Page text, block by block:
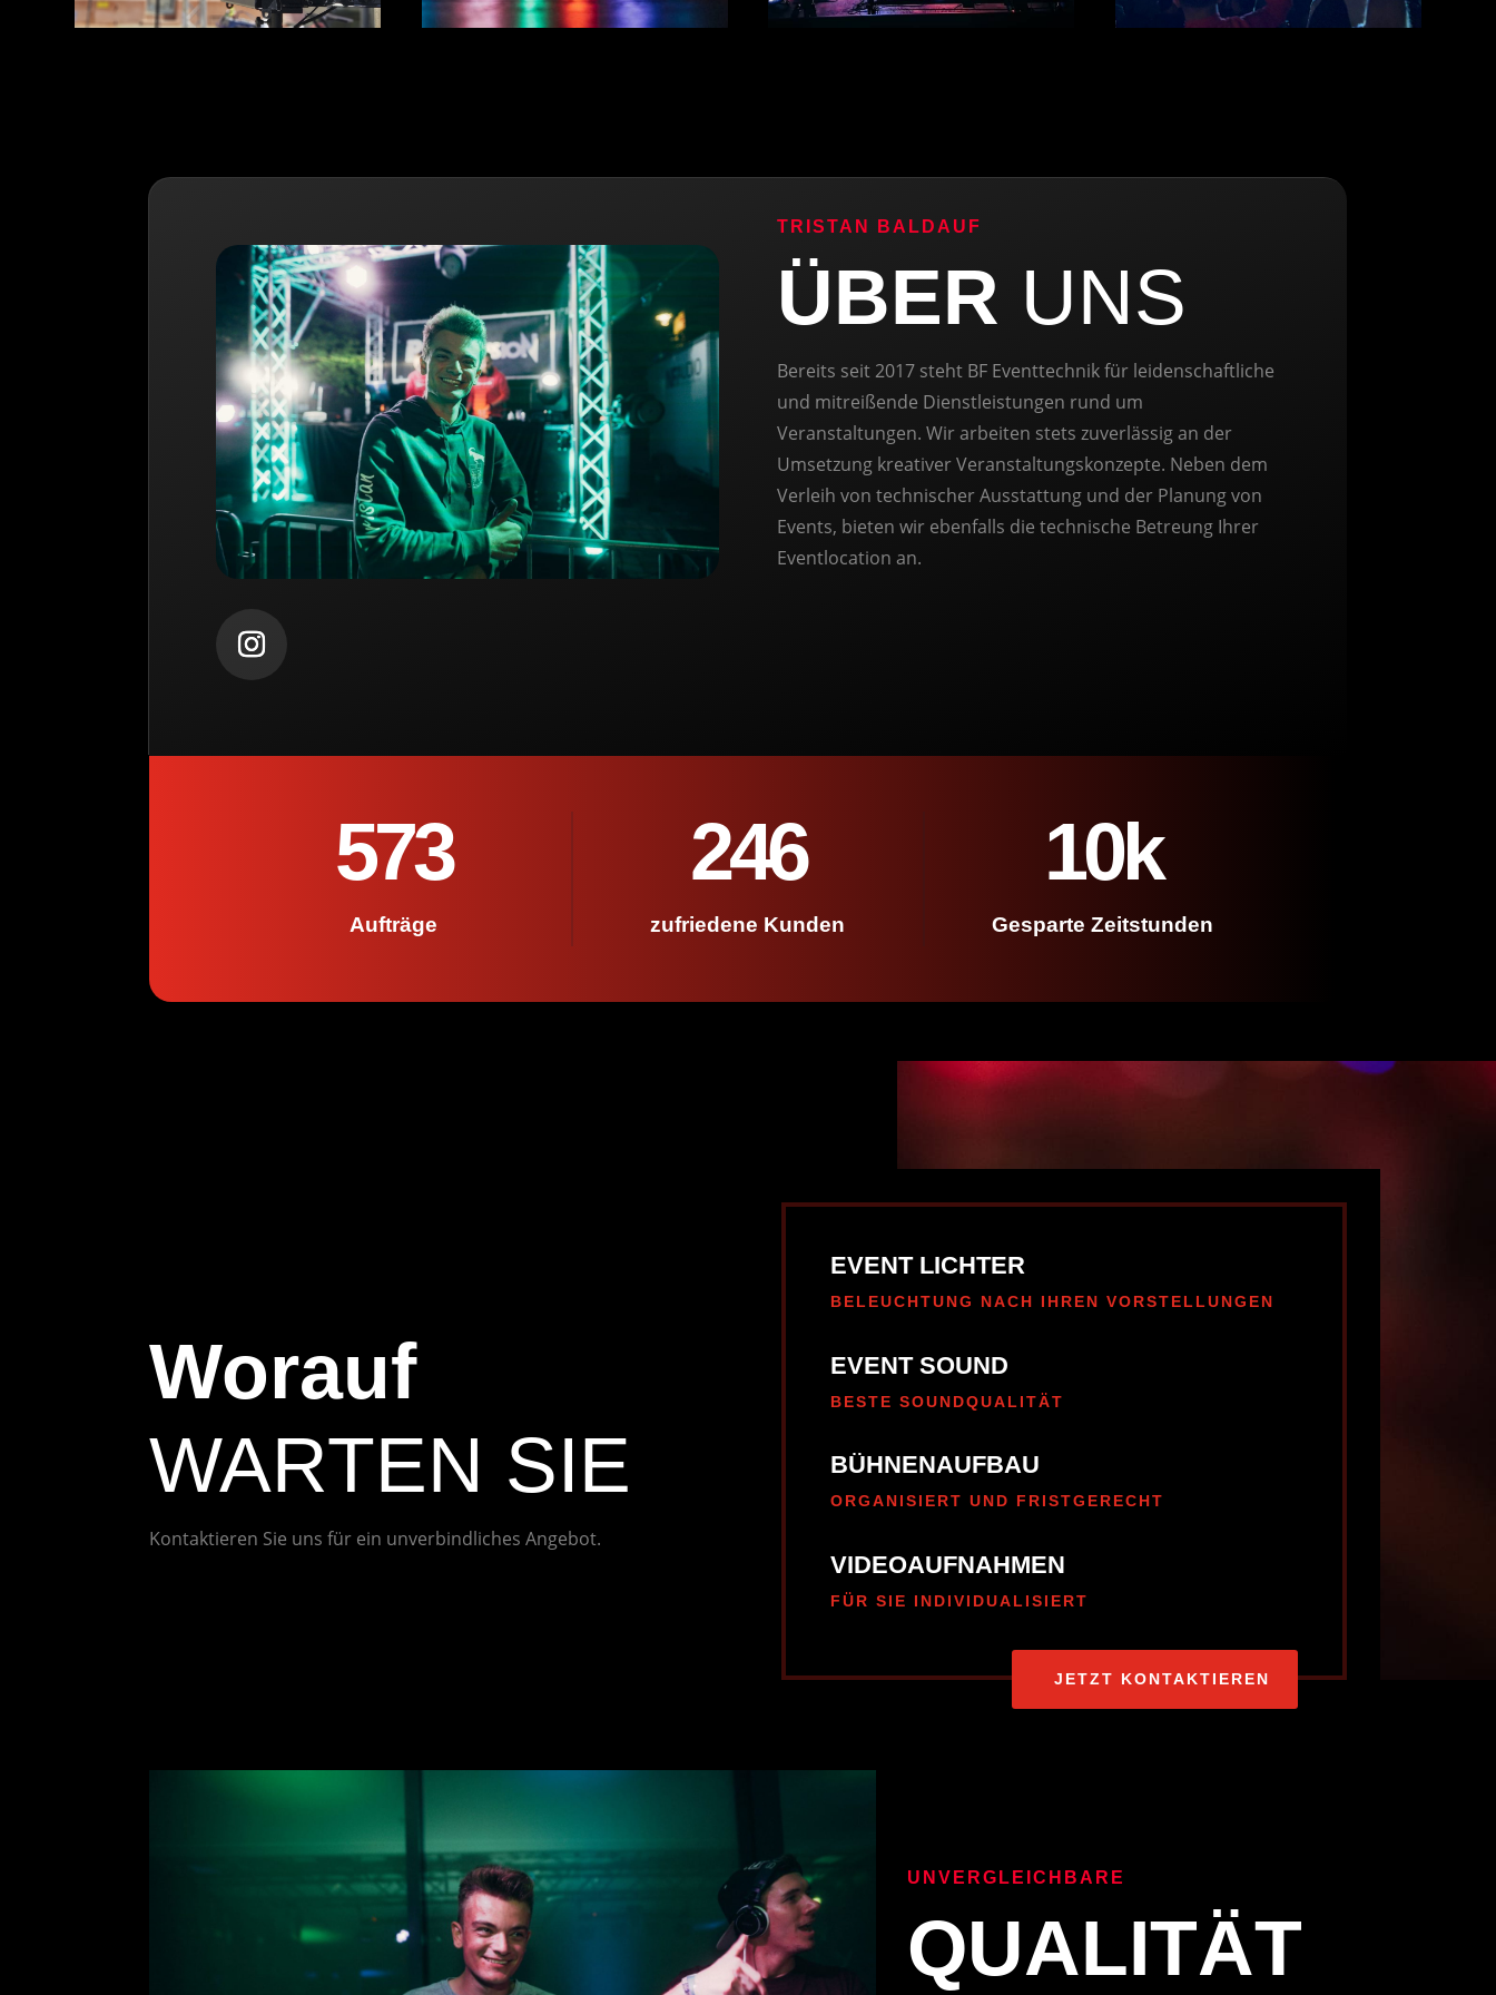
TRISTAN BALDAUF
ÜBER UNS
Bereits seit 2017 steht BF Eventtechnik für leidenschaftliche
und mitreißende Dienstleistungen rund um
Veranstaltungen. Wir arbeiten stets zuverlässig an der
Umsetzung kreativer Veranstaltungskonzepte. Neben dem
Verleih von technischer Ausstattung und der Planung von
Events, bieten wir ebenfalls die technische Betreung Ihrer
Eventlocation an.
573
Aufträge
246
zufriedene Kunden
10k
Gesparte Zeitstunden
Worauf
WARTEN SIE
Kontaktieren Sie uns für ein unverbindliches Angebot.
EVENT LICHTER
BELEUCHTUNG NACH IHREN VORSTELLUNGEN
EVENT SOUND
BESTE SOUNDQUALITÄT
BÜHNENAUFBAU
ORGANISIERT UND FRISTGERECHT
VIDEOAUFNAHMEN
FÜR SIE INDIVIDUALISIERT
JETZT KONTAKTIEREN
UNVERGLEICHBARE
QUALITÄT